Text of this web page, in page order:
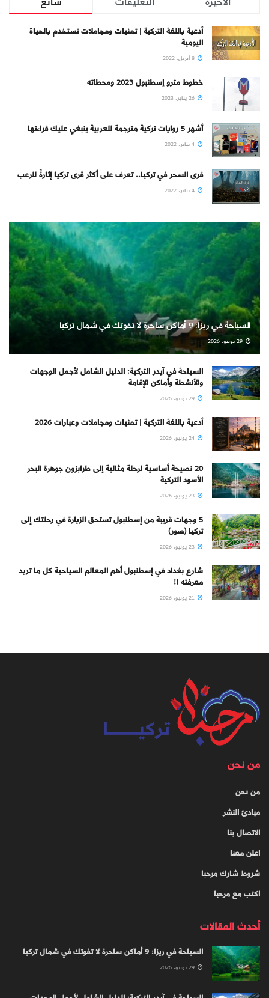
أدعية باللغة التركية | تمنيات ومجاملات تستخدم بالحياة
اليومية
خطوط مترو إسطنبول 2023 ومحطاته
أشهر 5 روايات تركية مترجمة للعربية ينبغي عليك قراءتها
قرى السحر في تركيا.. تعرف على أكثر قرى تركيا إثارةً للرعب
السياحة في ريزا: 9 أماكن ساحرة لا تفوتك في شمال تركيا
السياحة في آيدر التركية: الدليل الشامل لأجمل الوجهات
والأنشطة وأماكن الإقامة
أدعية باللغة التركية | تمنيات ومجاملات وعبارات 2026
20 نصيحة أساسية لرحلة مثالية إلى طرابزون جوهرة البحر
الأسود التركية
5 وجهات قريبة من إسطنبول تستحق الزيارة في رحلتك إلى
تركيا (صور)
شارع بغداد في إسطنبول أهم المعالم السياحية كل ما تريد
معرفته !!
من نحن
من نحن
مبادئ النشر
الاتصال بنا
اعلن معنا
شروط شارك مرحبا
اكتب مع مرحبا
أحدث المقالات
السياحة في ريزا: 9 أماكن ساحرة لا تفوتك في شمال تركيا